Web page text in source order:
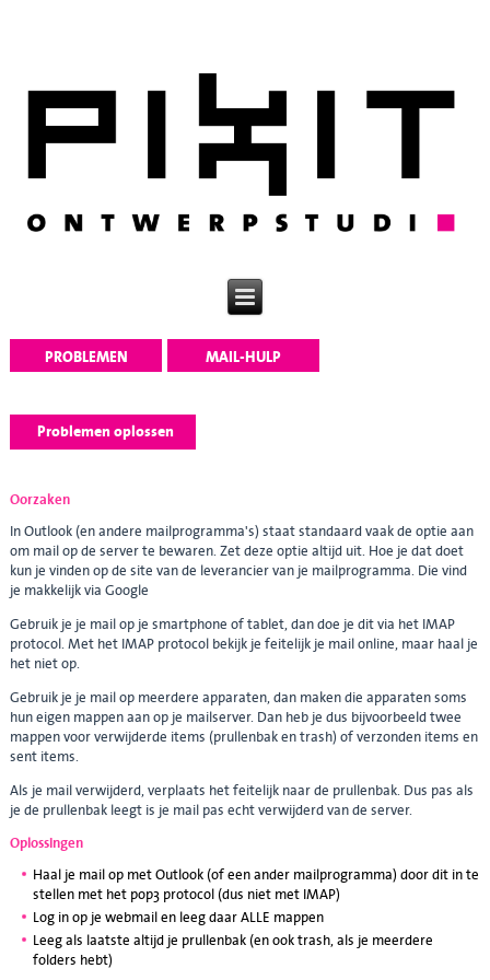
PROBLEMEN
MAIL-HULP
Problemen oplossen
Oorzaken
In Outlook (en andere mailprogramma's) staat standaard vaak de optie aan
om mail op de server te bewaren. Zet deze optie altijd uit. Hoe je dat doet
kun je vinden op de site van de leverancier van je mailprogramma. Die vind
je makkelijk via Google
Gebruik je je mail op je smartphone of tablet, dan doe je dit via het IMAP
protocol. Met het IMAP protocol bekijk je feitelijk je mail online, maar haal je
het niet op.
Gebruik je je mail op meerdere apparaten, dan maken die apparaten soms
hun eigen mappen aan op je mailserver. Dan heb je dus bijvoorbeeld twee
mappen voor verwijderde items (prullenbak en trash) of verzonden items en
sent items.
Als je mail verwijderd, verplaats het feitelijk naar de prullenbak. Dus pas als
je de prullenbak leegt is je mail pas echt verwijderd van de server.
Oplossingen
Haal je mail op met Outlook (of een ander mailprogramma) door dit in te
stellen met het pop3 protocol (dus niet met IMAP)
Log in op je webmail en leeg daar ALLE mappen
Leeg als laatste altijd je prullenbak (en ook trash, als je meerdere
folders hebt)